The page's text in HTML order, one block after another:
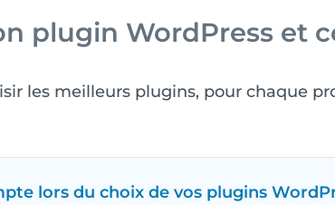
plugin WordPress et
les meilleurs plugins, pour chaque
lors du choix de vos plugins